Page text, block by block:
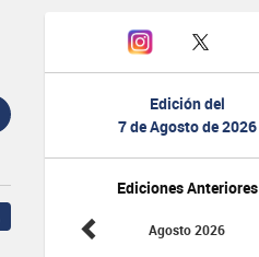
Edición del
7 de Agosto de 2026
Ediciones Anteriores
Agosto 2026